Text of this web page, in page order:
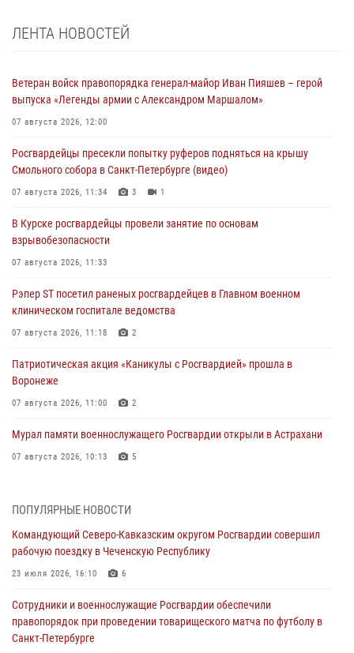
ЛЕНТА НОВОСТЕЙ
Ветеран войск правопорядка генерал-майор Иван Пияшев – герой
выпуска «Легенды армии с Александром Маршалом»
07 августа 2026, 12:00
Росгвардейцы пресекли попытку руферов подняться на крышу
Смольного собора в Санкт-Петербурге (видео)
07 августа 2026, 11:34 3 1
В Курске росгвардейцы провели занятие по основам
взрывобезопасности
07 августа 2026, 11:33
Рэпер ST посетил раненых росгвардейцев в Главном военном
клиническом госпитале ведомства
07 августа 2026, 11:18 2
Патриотическая акция «Каникулы с Росгвардией» прошла в
Воронеже
07 августа 2026, 11:00 2
Мурал памяти военнослужащего Росгвардии открыли в Астрахани
07 августа 2026, 10:13 5
Росгвардии по мини-футболу
При содействии спецназа Росгвардии задержаны подозреваемые в
организации масштабной мошеннической схемы
В Росгвардии завершился методический сбор с руководящим
составом военно-политических органов
ПОПУЛЯРНЫЕ НОВОСТИ
Командующий Северо-Кавказским округом Росгвардии совершил
рабочую поездку в Чеченскую Республику
23 июля 2026, 16:10 6
Сотрудники и военнослужащие Росгвардии обеспечили
правопорядок при проведении товарищеского матча по футболу в
Санкт-Петербурге